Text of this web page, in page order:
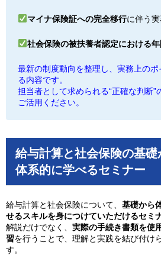
マイナ保険証への完全移行に伴う
社会保険の被扶養者認定における
最新の制度動向を整理し、実務上の
る内容です。
担当者として求められる“正確な判断”
ご活用ください。
給与計算と社会保険の基礎
体系的に学べるセミナー
給与計算と社会保険について、 基礎から
せるスキルを身につけていただけるセミ
解説だけでなく、 実際の手続き書類を使
習を行うことで、理解と実践を結び付け
す。